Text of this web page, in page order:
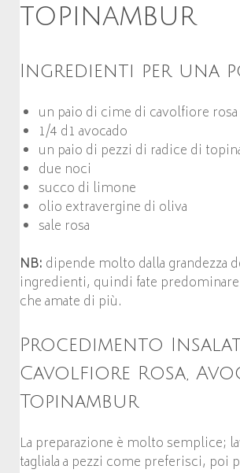
topinambur
Ingredienti per una
un paio di cime di cavolfiore rosa
1/4 d1 avocado
un paio di pezzi di radice di
due noci
succo di limone
olio extravergine di oliva
sale rosa
NB: dipende molto dalla grandezza
ingredienti, quindi fate
che amate di più.
Procedimento
Cavolfiore Rosa,
Topinambur
La preparazione è molto semplice;
tagliala a pezzi come preferisci, poi